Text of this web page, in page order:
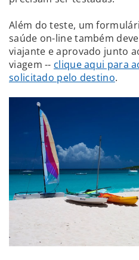
Além do teste, um
saúde on-line também
viajante e aprovado junto
viagem -- clique aqui para
solicitado pelo destino.